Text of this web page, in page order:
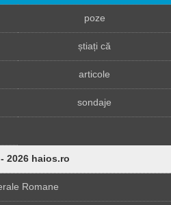
poze
știați că
articole
sondaje
2026 haios.ro
Romane